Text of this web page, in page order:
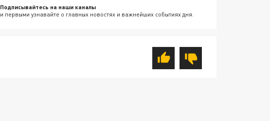
Подписывайтесь на наши каналы
и первыми узнавайте о главных новостях и важнейших событиях дня.